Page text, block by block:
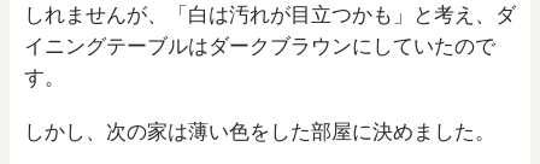
しれませんが、「白は汚れが目立つかも」と考え、ダ
イニングテーブルはダークブラウンにしていたので
す。
しかし、次の家は薄い色をした部屋に決めました。